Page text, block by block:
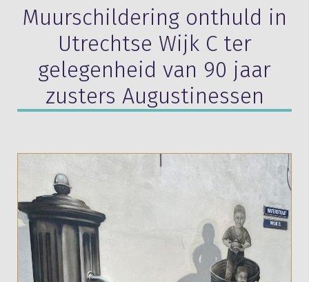
Muurschildering onthuld in
Utrechtse Wijk C ter
gelegenheid van 90 jaar
zusters Augustinessen